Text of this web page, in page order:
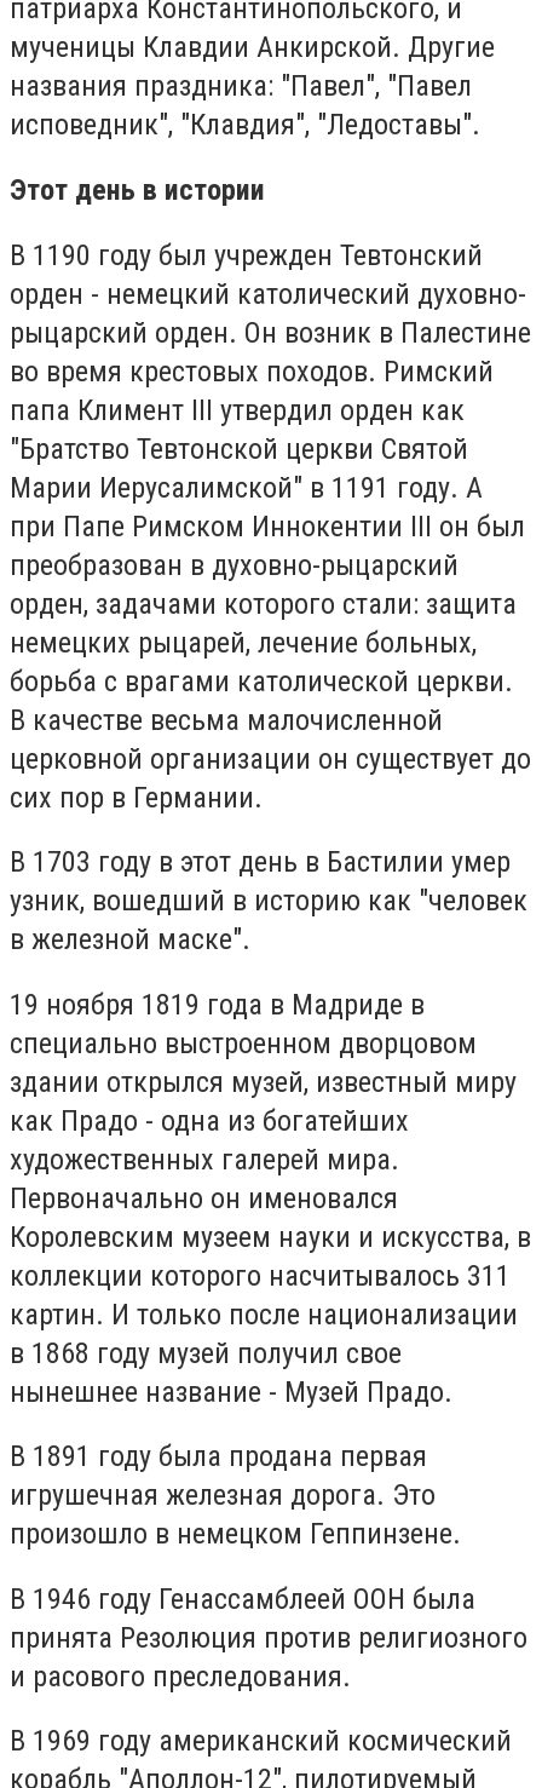
патриарха Константинопольского, и
мученицы Клавдии Анкирской. Другие
названия праздника: "Павел", "Павел
исповедник", "Клавдия", "Ледоставы".
Этот день в истории
В 1190 году был учрежден Тевтонский
орден - немецкий католический духовно-
рыцарский орден. Он возник в Палестине
во время крестовых походов. Римский
папа Климент III утвердил орден как
"Братство Тевтонской церкви Святой
Марии Иерусалимской" в 1191 году. А
при Папе Римском Иннокентии III он был
преобразован в духовно-рыцарский
орден, задачами которого стали: защита
немецких рыцарей, лечение больных,
борьба с врагами католической церкви.
В качестве весьма малочисленной
церковной организации он существует до
сих пор в Германии.
В 1703 году в этот день в Бастилии умер
узник, вошедший в историю как "человек
в железной маске".
19 ноября 1819 года в Мадриде в
специально выстроенном дворцовом
здании открылся музей, известный миру
как Прадо - одна из богатейших
художественных галерей мира.
Первоначально он именовался
Королевским музеем науки и искусства, в
коллекции которого насчитывалось 311
картин. И только после национализации
в 1868 году музей получил свое
нынешнее название - Музей Прадо.
В 1891 году была продана первая
игрушечная железная дорога. Это
произошло в немецком Геппинзене.
В 1946 году Генассамблеей ООН была
принята Резолюция против религиозного
и расового преследования.
В 1969 году американский космический
корабль "Аполлон-12", пилотируемый